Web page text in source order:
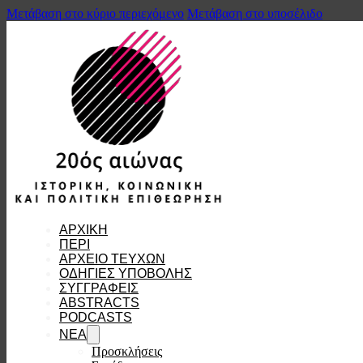
Μετάβαση στο κύριο περιεχόμενο Μετάβαση στο υποσέλιδο
ΑΡΧΙΚΗ
ΠΕΡΙ
ΑΡΧΕΙΟ ΤΕΥΧΩΝ
ΟΔΗΓΙΕΣ ΥΠΟΒΟΛΗΣ
ΣΥΓΓΡΑΦΕΙΣ
ABSTRACTS
PODCASTS
ΝΕΑ
Προσκλήσεις